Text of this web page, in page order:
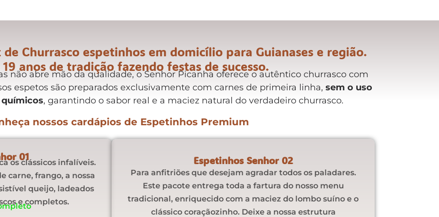
Churrasco espetinhos em domicílio para Guianases e região.
anos de tradição fazendo festas de sucesso.
não abre mão da qualidade, o Senhor Picanha oferece o autêntico churrasco com
espetos são preparados exclusivamente com carnes de primeira linha, sem o uso
, garantindo o sabor real e a maciez natural do verdadeiro churrasco.
nossos cardápios de Espetinhos Premium​
01
os clássicos infalíveis.
carne, frango, a nossa
queijo, ladeados
e completos.
Espetinhos Senhor 02
Para anfitriões que desejam agradar todos os paladares.
Este pacote entrega toda a fartura do nosso menu
tradicional, enriquecido com a maciez do lombo suíno e o
clássico coraçãozinho. Deixe a nossa estrutura